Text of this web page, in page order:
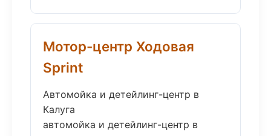
Мотор-центр Ходовая
Sprint
Автомойка и детейлинг-центр в
Калуга
автомойка и детейлинг-центр в